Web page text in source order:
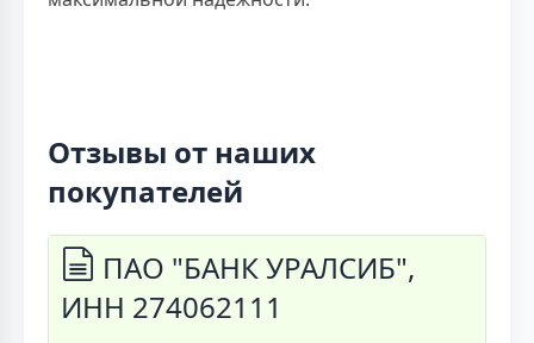
Отзывы от наших
покупателей
ПАО "БАНК УРАЛСИБ",
ИНН 274062111